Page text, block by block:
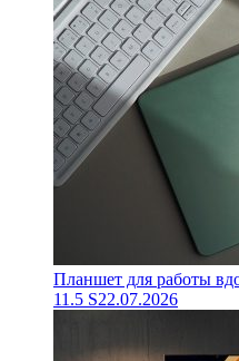
Планшет для работы
11.5 S22.07.2026